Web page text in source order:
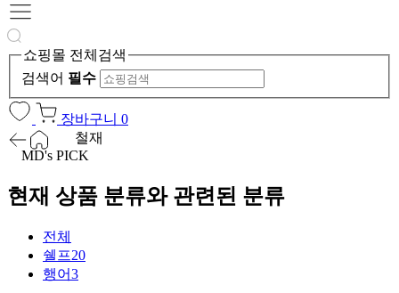
쇼핑몰 전체검색
검색어 필수
장바구니 0
철재
MD's PICK
현재 상품 분류와 관련된 분류
전체
쉘프20
행어3